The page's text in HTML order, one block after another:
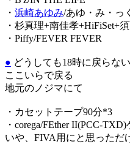
・ 浜崎あゆみ/あゆ・み・っ
・杉真理+南佳孝+HiFiSet+
・Piffy/FEVER FEVER
● どうしても18時に戻らな
ここいらで戻る
地元のノジマにて
・カセットテープ90分*3
・corega/FEther II(PCC-TXD)
いや、FIVA用にと思っただ